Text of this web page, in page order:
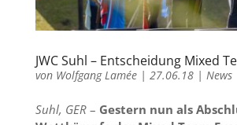
JWC Suhl – Entscheidung Mixed
von Wolfgang Lamée| 27.06.18| News
Suhl, GER– Gestern nun als